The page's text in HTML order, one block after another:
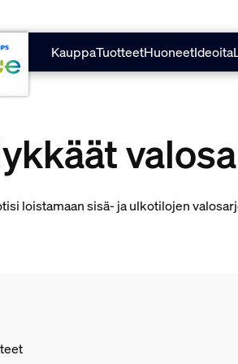
KauppaTuotteetHuoneetIdeoita
loistamaan sisä- ja ulkotilojen